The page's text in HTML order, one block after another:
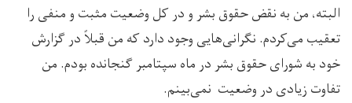
البته، من به نقض حقوق بشر و در کل وضعیت مثبت و منفی را
تعقیب می‌کردم. نگرانی‌هایی وجود دارد که من قبلاً در گزارش
خود به شورای حقوق بشر در ماه سپتامبر گنجانده بودم. من
تفاوت زیادی در وضعیت نمی‌بینم.